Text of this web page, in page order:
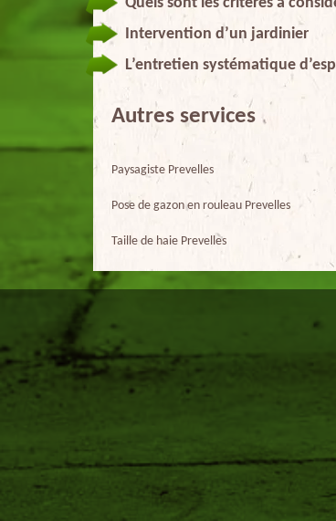
Intervention d’un jardinier
L’entretien systématique
Autres services
Paysagiste Prevelles
Pose de gazon en rouleau Prevelles
Taille de haie Prevelles